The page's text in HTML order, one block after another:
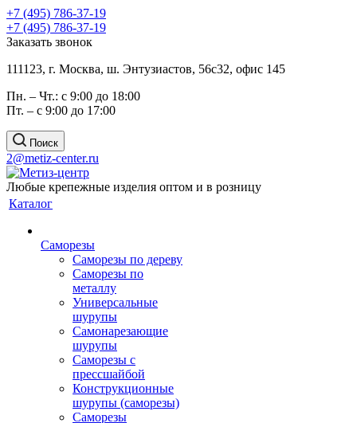
+7 (495) 786-37-19
+7 (495) 786-37-19
Заказать звонок
111123, г. Москва, ш. Энтузиастов, 56с32, офис 145
Пн. – Чт.: с 9:00 до 18:00
Пт. – с 9:00 до 17:00
Поиск
2@metiz-center.ru
Любые крепежные изделия оптом и в розницу
Каталог
Саморезы
Саморезы по дереву
Саморезы по
металлу
Универсальные
шурупы
Самонарезающие
шурупы
Саморезы с
прессшайбой
Конструкционные
шурупы (саморезы)
Саморезы